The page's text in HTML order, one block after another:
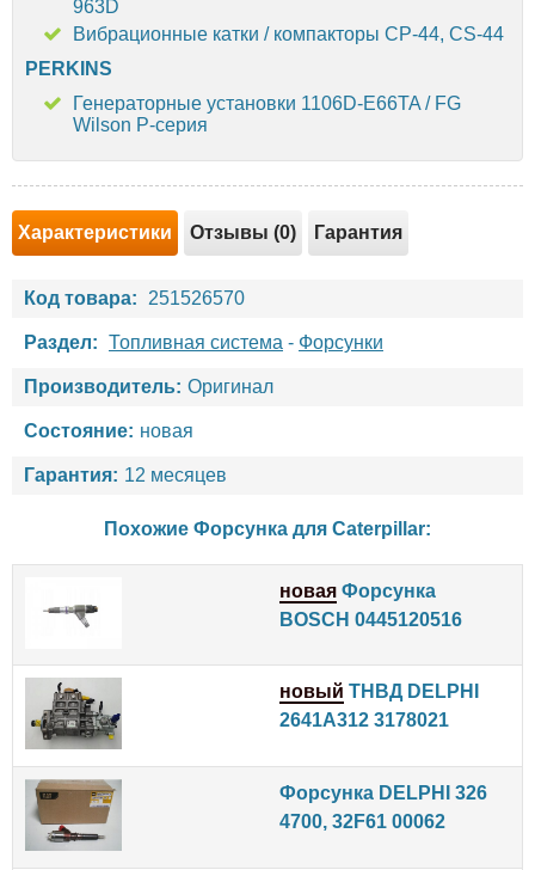
963D
Вибрационные катки / компакторы CP-44, CS-44
PERKINS
Генераторные установки 1106D-E66TA / FG
Wilson P-серия
Характеристики Отзывы (0) Гарантия
Код товара: 251526570
Раздел: Топливная система - Форсунки
Производитель: Оригинал
Состояние: новая
Гарантия: 12 месяцев
Похожие Форсунка для Caterpillar:
новая Форсунка
BOSCH 0445120516
новый ТНВД DELPHI
2641A312 3178021
Форсунка DELPHI 326
4700, 32F61 00062